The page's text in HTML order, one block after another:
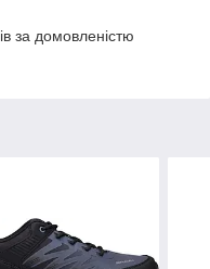
за домовленістю